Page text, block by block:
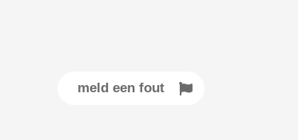
meld een fout